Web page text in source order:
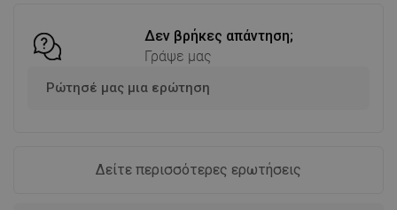
Δεν βρήκες απάντηση;
Γράψε μας
Ρώτησέ μας μια ερώτηση
Δείτε περισσότερες ερωτήσεις